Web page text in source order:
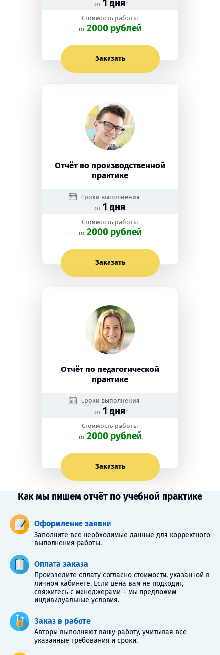
от 1 дня
Стоимость работы
oт 2000 рублей
Заказать
Отчёт по производственной
практике
Сроки выполнения
от 1 дня
Стоимость работы
oт 2000 рублей
Заказать
Отчёт по педагогической
практике
Сроки выполнения
от 1 дня
Стоимость работы
oт 2000 рублей
Заказать
Как мы пишем отчёт по учебной практике
Оформление заявки
Заполните все необходимые данные для корректного
выполнения работы.
Оплата заказа
Произведите оплату согласно стоимости, указанной в
личном кабинете. Если цена вам не подходит,
свяжитесь с менеджерами – мы предложим
индивидуальные условия.
Заказ в работе
Авторы выполняют вашу работу, учитывая все
указанные требования и сроки.